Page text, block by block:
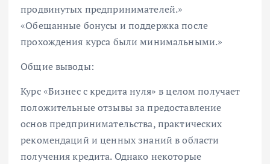
продвинутых предпринимателей.»
«Обещанные бонусы и поддержка после
прохождения курса были минимальными.»
Общие выводы:
Курс «Бизнес с кредита нуля» в целом получает
положительные отзывы за предоставление
основ предпринимательства, практических
рекомендаций и ценных знаний в области
получения кредита. Однако некоторые